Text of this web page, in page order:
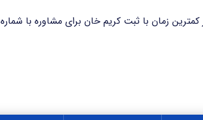
کریم خان برای مشاوره با شماره ۸۷۱۴۶ تماس حاصل فرمایید.